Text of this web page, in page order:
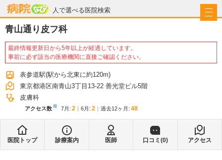
人で選べる医院検索
病院なび
青山通り皮フ科
最終情報更新日から5年以上が経過しています。
事前に必ず該当の医療機関に直接ご確認ください。
表参道駅(駅から北東に約120m)
東京都港区南青山3丁目13-22 善光堂ビル5階
皮膚科
アクセス数※ 7月 : 2 6月 : 2 過去12ヶ月: 48
医院トップ 診療案内 医師 口コミ(0) アクセス